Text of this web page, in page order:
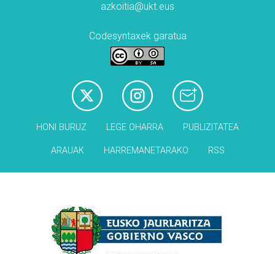
azkoitia@ukt.eus
Codesyntaxek garatua
HONI BURUZ LEGE OHARRA PUBLIZITATEA
ARAUAK HARREMANETARAKO RSS